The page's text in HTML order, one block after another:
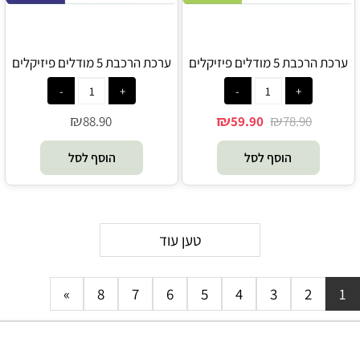
ערכת הרכבת 5 מודלים פיזיקלים
מעץ רמת קושי קלה - Inbar toy
₪78.90
₪59.90
הוסף לסל
ערכת הרכבת 5 מודלים פיזיקלים
מעץ רמת קושי בינונית - Inbar toy
₪88.90
הוסף לסל
טען עוד
1
2
3
4
5
6
7
8
»